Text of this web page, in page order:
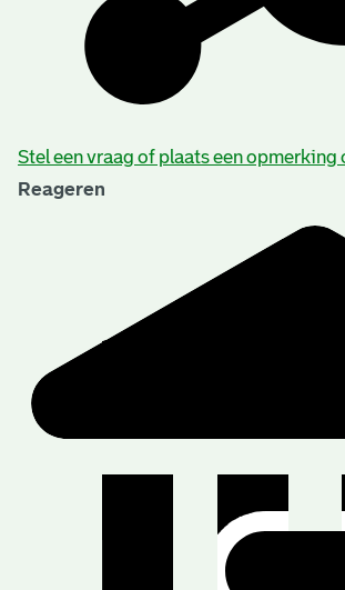
Stel een vraag of plaats een
Reageren